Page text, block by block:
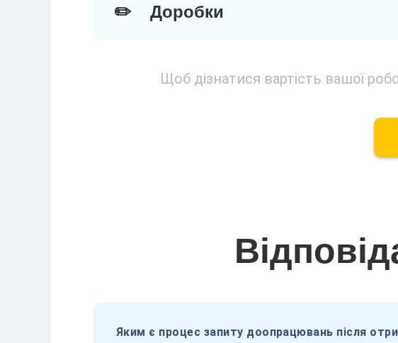
✏️ Доробки
Щоб дізнатися вартість вашої
Яким є процес запиту доопрацювань після